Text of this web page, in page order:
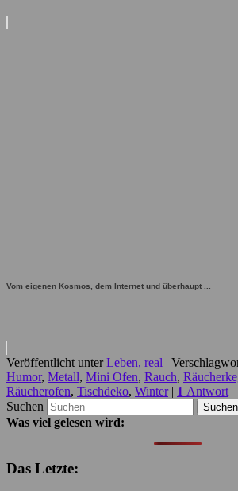
Vom eigenen Kosmos, dem Internet und überhaupt ...
Veröffentlicht unter Leben, real
Humor, Metall, Mini Ofen, Rauch,
Räucherofen, Tischdeko, Winter 1 Antwort
Suchen
Was viel gelesen wird:
Das Letzte: